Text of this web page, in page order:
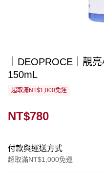
｜DEOPROCE｜靚
150mL
超取滿NT$1,000免運
NT$780
付款與運送方式
超取滿NT$1,000免運